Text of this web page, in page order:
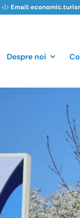
<|> Email:
Despre noi